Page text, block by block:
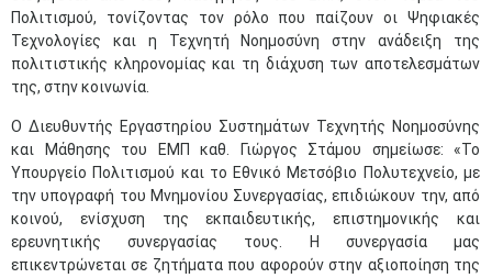
Πολιτισμού, τονίζοντας τον ρόλο που παίζουν οι Ψηφιακές
Τεχνολογίες και η Τεχνητή Νοημοσύνη στην ανάδειξη της
πολιτιστικής κληρονομίας και τη διάχυση των αποτελεσμάτων
της, στην κοινωνία.
Ο Διευθυντής Εργαστηρίου Συστημάτων Τεχνητής Νοημοσύνης
και Μάθησης του ΕΜΠ καθ. Γιώργος Στάμου σημείωσε: «Το
Υπουργείο Πολιτισμού και το Εθνικό Μετσόβιο Πολυτεχνείο, με
την υπογραφή του Μνημονίου Συνεργασίας, επιδιώκουν την, από
κοινού, ενίσχυση της εκπαιδευτικής, επιστημονικής και
ερευνητικής συνεργασίας τους. Η συνεργασία μας
επικεντρώνεται σε ζητήματα που αφορούν στην αξιοποίηση της